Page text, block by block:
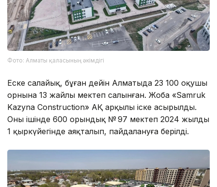
Фото: Алматы қаласының әкімдігі
Еске салайық, бұған дейін Алматыда 23 100 оқушы
орнына 13 жайлы мектеп салынған. Жоба «Samruk
Kazyna Construction» АҚ арқылы іске асырылды.
Оның ішінде 600 орындық № 97 мектеп 2024 жылдың
1 қыркүйегінде аяқталып, пайдалануға берілді.